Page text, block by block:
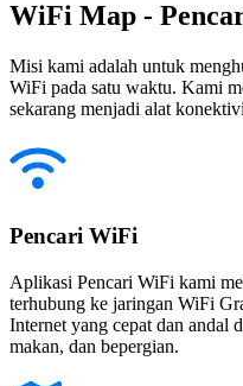
WiFi Map -
Misi kami adalah untuk
WiFi pada satu waktu. Kami
sekarang menjadi alat
Pencari WiFi
Aplikasi Pencari WiFi kami
terhubung ke jaringan WiFi
Internet yang cepat dan andal
makan, dan bepergian.